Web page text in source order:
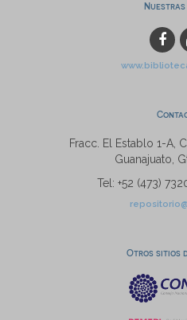
Nuestras
Fracc. El Establo 1-A,
Guanajuato,
Tel: +52 (473)
Otros sitios